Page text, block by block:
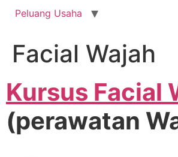
Peluang Usaha
Facial Wajah
Kursus Facial
(perawatan